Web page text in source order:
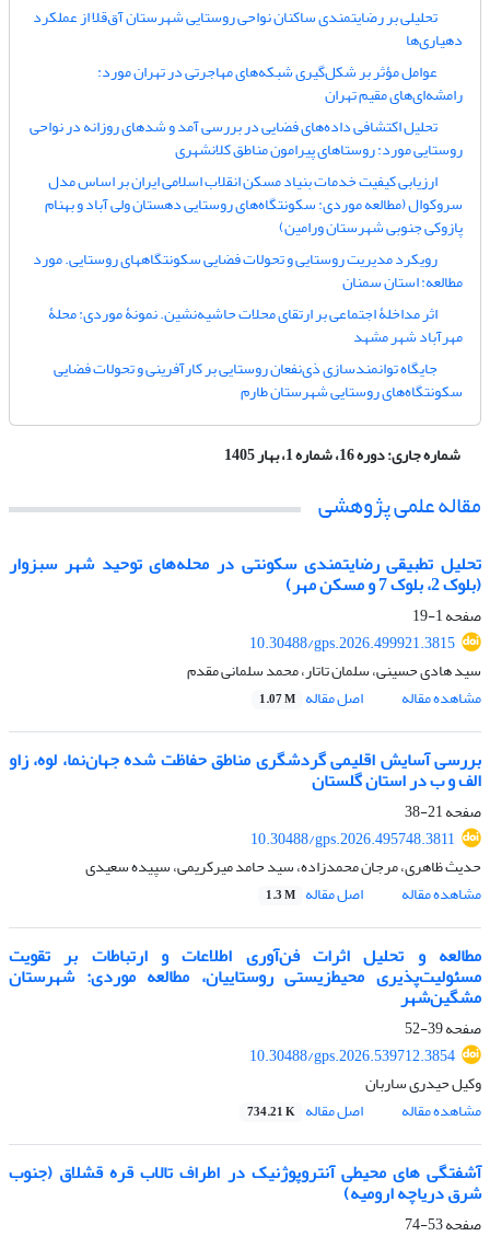
تحلیلی بر رضایتمندی ساکنان نواحی روستایی شهرستان آق‌قلا از عملکرد
دهیاری‌ها
عوامل مؤثر بر شکل‌گیری شبکه‌های مهاجرتی در تهران مورد:
رامشه‌ای‌های مقیم تهران
تحلیل اکتشافی داده‌های فضایی در بررسی آمد و شدهای روزانه در نواحی
روستایی مورد: روستاهای پیرامون مناطق کلانشهری
ارزیابی کیفیت خدمات بنیاد مسکن انقلاب اسلامی ایران بر اساس مدل
سروکوال (مطالعه موردی: سکونتگاه‌های روستایی دهستان‌ ولی آباد و بهنام
پازوکی جنوبی شهرستان ورامین)
رویکرد مدیریت روستایی و تحولات فضایی سکونتگاههای روستایی. مورد
مطالعه: استان سمنان
اثر مداخلۀ اجتماعی بر ارتقای محلات حاشیه‌نشین. نمونۀ موردی: محلۀ
مهرآباد شهر مشهد
جایگاه توانمندسازی ذی‌نفعان روستایی بر کارآفرینی و تحولات فضایی
سکونتگاه‌های روستایی شهرستان طارم
شماره جاری:دوره 16، شماره 1، بهار 1405
مقاله علمی پژوهشی
تحلیل تطبیقی رضایتمندی سکونتی در محله‌های توحید شهر سبزوار
(بلوک 2، بلوک 7 و مسکن مهر)
صفحه1-19
10.30488/gps.2026.499921.3815
سید هادی حسینی، سلمان تاتار، محمد سلمانی مقدم
مشاهده مقاله
اصل مقاله 1.07 M
بررسی آسایش اقلیمی گردشگری مناطق حفاظت شده جهان‌نما، لوه، زاو
الف و بدر استان گلستان
صفحه21-38
10.30488/gps.2026.495748.3811
حدیث ظاهری، مرجان محمدزاده، سید حامد میرکریمی، سپیده سعیدی
مشاهده مقاله
اصل مقاله 1.3 M
مطالعه و تحلیل اثرات فن‌آوری اطلاعات و ارتباطات بر تقویت
مسئولیت‌پذیری محیط‌زیستی روستاییان، مطالعه موردی: شهرستان
مشگین‌شهر
صفحه39-52
10.30488/gps.2026.539712.3854
وکیل حیدری ساربان
مشاهده مقاله
اصل مقاله 734.21 K
آشفتگی های محیطی آنتروپوژنیک در اطراف تالاب قره قشلاق (جنوب
شرق دریاچه ارومیه)
صفحه53-74